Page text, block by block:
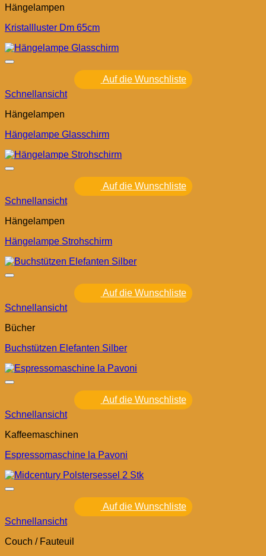
Hängelampen
Kristallluster Dm 65cm
Auf die Wunschliste
Schnellansicht
Hängelampen
Hängelampe Glasschirm
Auf die Wunschliste
Schnellansicht
Hängelampen
Hängelampe Strohschirm
Auf die Wunschliste
Schnellansicht
Bücher
Buchstützen Elefanten Silber
Auf die Wunschliste
Schnellansicht
Kaffeemaschinen
Espressomaschine la Pavoni
Auf die Wunschliste
Schnellansicht
Couch / Fauteuil